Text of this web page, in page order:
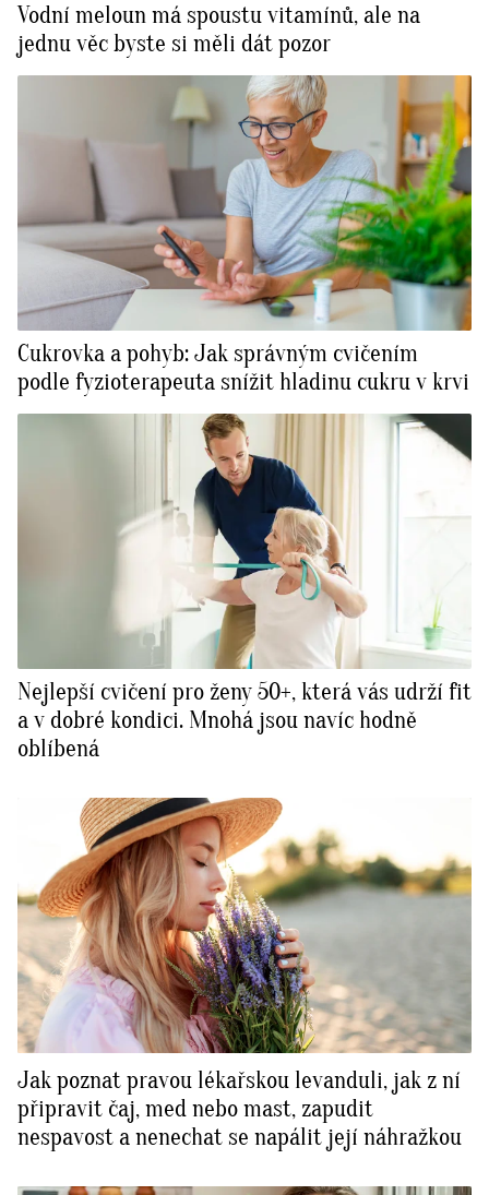
Vodní meloun má spoustu vitamínů, ale na
jednu věc byste si měli dát pozor
Cukrovka a pohyb: Jak správným cvičením
podle fyzioterapeuta snížit hladinu cukru v krvi
Nejlepší cvičení pro ženy 50+, která vás udrží fit
a v dobré kondici. Mnohá jsou navíc hodně
oblíbená
Jak poznat pravou lékařskou levanduli, jak z ní
připravit čaj, med nebo mast, zapudit
nespavost a nenechat se napálit její náhražkou